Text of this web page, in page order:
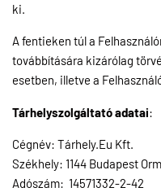
ki.
A fentieken túl a
továbbítására kizárólag
esetben, illetve a
Tárhelyszolgáltató adatai:
Cégnév: Tárhely.Eu Kft.
Székhely: 1144 Budapest
Adószám: 14571332-2-42